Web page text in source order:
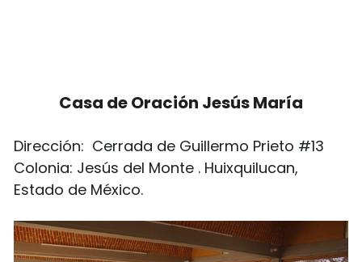
Casa de Oración Jesús María
Dirección:  Cerrada de Guillermo Prieto #13
Colonia: Jesús del Monte . Huixquilucan,
Estado de México.